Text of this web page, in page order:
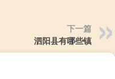
下一篇
泗阳县有哪些镇